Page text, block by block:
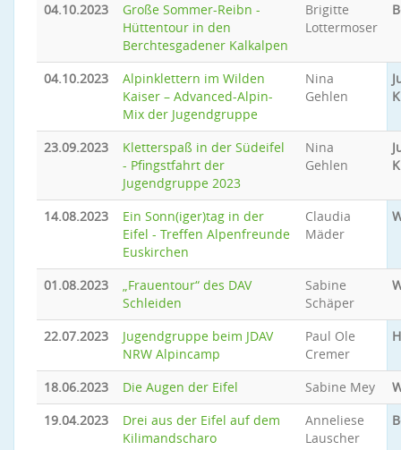
04.10.2023
Große Sommer-Reibn -
Hüttentour in den
Berchtesgadener Kalkalpen
Brigitte
Lottermoser
04.10.2023
Alpinklettern im Wilden
Kaiser – Advanced-Alpin-
Mix der Jugendgruppe
Nina
Gehlen
23.09.2023
Kletterspaß in der Südeifel
- Pfingstfahrt der
Jugendgruppe 2023
Nina
Gehlen
14.08.2023
Ein Sonn(iger)tag in der
Eifel - Treffen Alpenfreunde
Euskirchen
Claudia
Mäder
01.08.2023
„Frauentour“ des DAV
Schleiden
Sabine
Schäper
22.07.2023
Jugendgruppe beim JDAV
NRW Alpincamp
Paul Ole
Cremer
18.06.2023 Die Augen der Eifel Sabine Mey
19.04.2023
Drei aus der Eifel auf dem
Kilimandscharo
Anneliese
Lauscher